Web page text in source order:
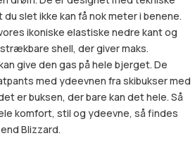
slet ikke kan få nok meter i benene.
ikoniske elastiske nedre kant og
shell, der giver maks.
give den gas på hele bjerget. De
med ydeevnen fra skibukser med
er buksen, der bare kan det hele. Så
komfort, stil og ydeevne, så findes
Blizzard.